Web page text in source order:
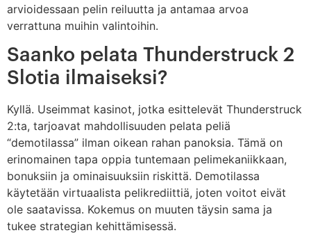
arvioidessaan pelin reiluutta ja antamaa arvoa
verrattuna muihin valintoihin.
Saanko pelata Thunderstruck 2
Slotia ilmaiseksi?
Kyllä. Useimmat kasinot, jotka esittelevät Thunderstruck
2:ta, tarjoavat mahdollisuuden pelata peliä
“demotilassa” ilman oikean rahan panoksia. Tämä on
erinomainen tapa oppia tuntemaan pelimekaniikkaan,
bonuksiin ja ominaisuuksiin riskittä. Demotilassa
käytetään virtuaalista pelikrediittiä, joten voitot eivät
ole saatavissa. Kokemus on muuten täysin sama ja
tukee strategian kehittämisessä.